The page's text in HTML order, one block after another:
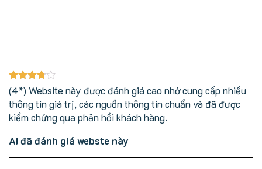
(4*) Website này được đánh giá cao nhờ cung cấp nhiều
thông tin giá trị, các nguồn thông tin chuẩn và đã được
kiểm chứng qua phản hồi khách hàng.
AI đã đánh giá webste này